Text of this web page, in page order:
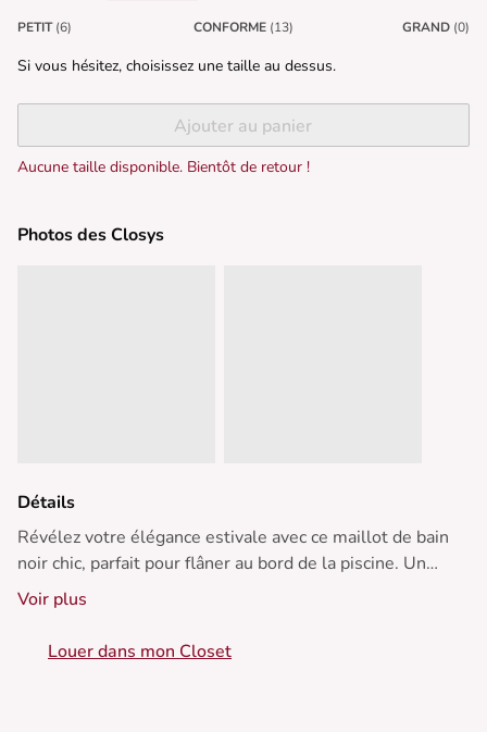
PETIT (6) CONFORME (13) GRAND (0)
Si vous hésitez, choisissez une taille au dessus.
Ajouter au panier
Aucune taille disponible. Bientôt de retour !
Photos des Closys
Détails
Révélez votre élégance estivale avec ce maillot de bain
noir chic, parfait pour flâner au bord de la piscine. Un
must-have pour toute saison ensoleillée !
•Body noir élégant
Voir plus
Louer dans mon Closet